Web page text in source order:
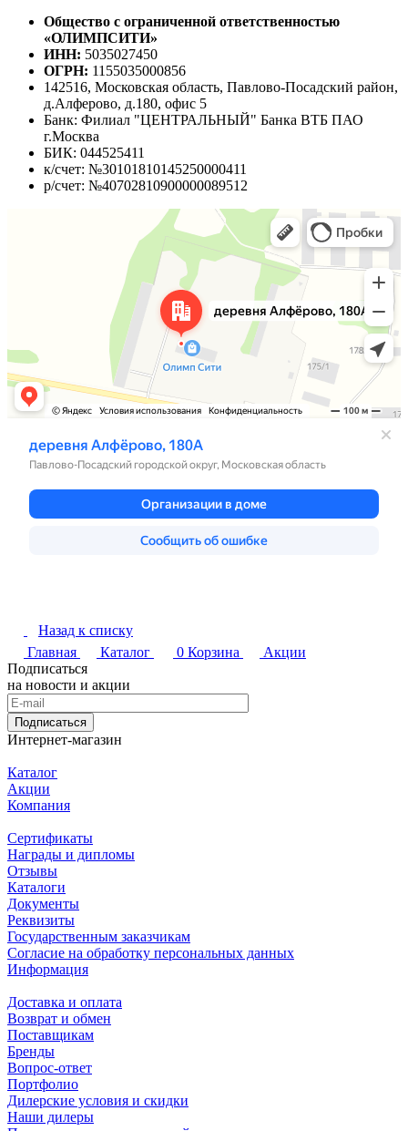
Общество с ограниченной ответственностью
«ОЛИМПСИТИ»
ИНН: 5035027450
ОГРН: 1155035000856
142516, Московская область, Павлово-Посадский район,
д.Алферово, д.180, офис 5
Банк: Филиал "ЦЕНТРАЛЬНЫЙ" Банка ВТБ ПАО
г.Москва
БИК: 044525411
к/счет: №30101810145250000411
р/счет: №40702810900000089512
Назад к списку
Главная
Каталог 0 Корзина
Акции
Подписаться
на новости и акции
Подписаться
Интернет-магазин
Каталог
Акции
Компания
Сертификаты
Награды и дипломы
Отзывы
Каталоги
Документы
Реквизиты
Государственным заказчикам
Согласие на обработку персональных данных
Информация
Доставка и оплата
Возврат и обмен
Поставщикам
Бренды
Вопрос-ответ
Портфолио
Дилерские условия и скидки
Наши дилеры